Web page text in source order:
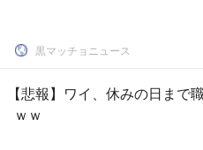
黒マッチョニュース
【悲報】ワイ、休みの日まで
ｗｗ